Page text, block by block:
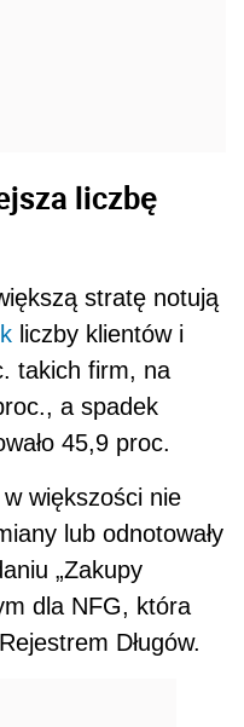
liczbę
stratę notują
liczby klientów i
takich firm, na
a spadek
45,9 proc.
większości nie
lub odnotowały
„Zakupy
dla NFG, która
Długów.